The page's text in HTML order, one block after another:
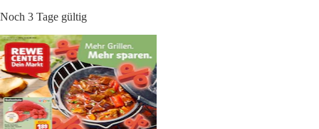
Noch 3 Tage gültig